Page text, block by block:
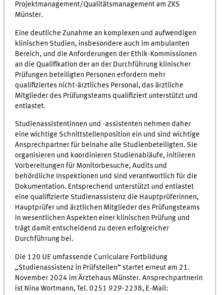
Projektmanagement/Qualitätsmanagement am ZKS
Münster.
Eine deutliche Zunahme an komplexen und aufwendigen
klinischen Studien, insbesondere auch im ambulanten
Bereich, und die Anforderungen der Ethik-Kommissionen
an die Qualifikation der an der Durchführung klinischer
Prüfungen beteiligten Personen erfordern mehr
qualifiziertes nicht-ärztliches Personal, das ärztliche
Mitglieder des Prüfungsteams qualifiziert unterstützt und
entlastet.
Studienassistentinnen und -assistenten nehmen daher
eine wichtige Schnittstellenposition ein und sind wichtige
Ansprechpartner für beinahe alle Studienbeteiligten. Sie
organisieren und koordinieren Studienabläufe, initiieren
Vorbereitungen für Monitorbesuche, Audits und
behördliche Inspektionen und sind verantwortlich für die
Dokumentation. Entsprechend unterstützt und entlastet
eine qualifizierte Studienassistenz die Hauptprüferinnen,
Hauptprüfer und ärztlichen Mitglieder des Prüfungsteams
in wesentlichen Aspekten einer klinischen Prüfung und
trägt damit entscheidend zu deren erfolgreicher
Durchführung bei.
Die 120 UE umfassende Curriculare Fortbildung
„Studienassistenz in Prüfstellen“ startet erneut am 21.
November 2024 im Ärztehaus Münster. Ansprechpartnerin
ist Nina Wortmann, Tel. 0251 929-2238, E-Mail: